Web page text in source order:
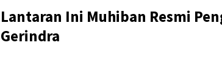
Lantaran Ini Muhiban Resmi
Gerindra